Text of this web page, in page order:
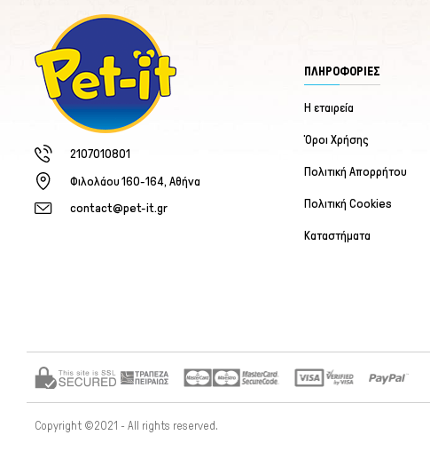
2107010801
Φιλολάου 160-164, Αθήνα
contact@pet-it.gr
ΠΛΗΡΟΦΟΡΙΕΣ
Η εταιρεία
Όροι Χρήσης
Πολιτική Απορρήτου
Πολιτική Cookies
Καταστήματα
Copyright ©2021 - All rights reserved.